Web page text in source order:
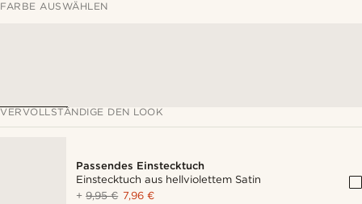
FARBE AUSWÄHLEN
VERVOLLSTÄNDIGE DEN LOOK
Passendes Einstecktuch
Einstecktuch aus hellviolettem Satin
+9,95 € 7,96 €